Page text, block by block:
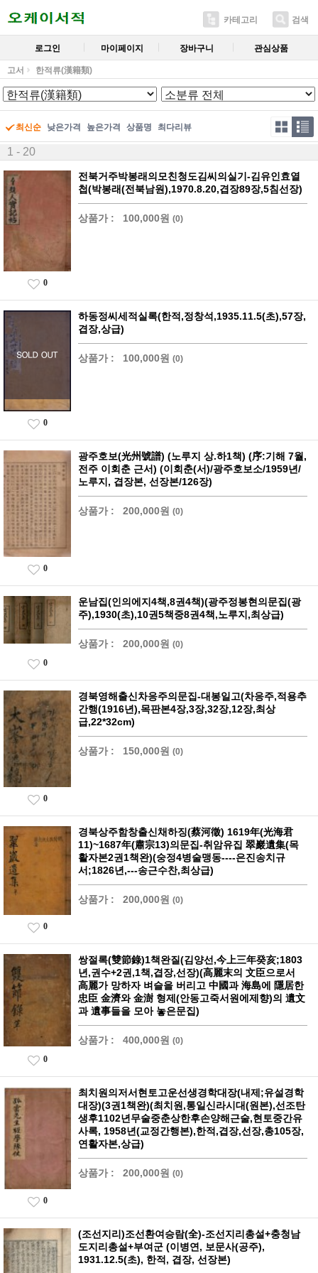
카테고리 검색
로그인 마이페이지 장바구니 관심상품
고서 한적류(漢籍類)
최신순 낮은가격 높은가격 상품명 최다리뷰
1 - 20
전북거주박봉래의모친청도김씨의실기-김유인효열
첩(박봉래(전북남원),1970.8.20,겹장89장,5침선장)
상품가 : 100,000원 (0)
0
하동정씨세적실록(한적,정창석,1935.11.5(초),57장,
겹장,상급)
상품가 : 100,000원 (0)
0
광주호보(光州號譜) (노루지 상.하1책) (序:기해 7월,
전주 이회춘 근서) (이회춘(서)/광주호보소/1959년/
노루지, 겹장본, 선장본/126장)
상품가 : 200,000원 (0)
0
운남집(인의에지4책,8권4책)(광주정봉현의문집(광
주),1930(초),10권5책중8권4책,노루지,최상급)
상품가 : 200,000원 (0)
0
경북영해출신차응주의문집-대봉일고(차응주,적용추
간행(1916년),목판본4장,3장,32장,12장,최상
급,22*32cm)
상품가 : 150,000원 (0)
0
경북상주함창출신채하징(蔡河徵) 1619年(光海君
11)~1687年(肅宗13)의문집-취암유집 翠巖遺集(목
활자본2권1책완)(숭정4병술맹동----은진송치규
서;1826년,---송근수찬,최상급)
상품가 : 200,000원 (0)
0
쌍절록(雙節錄)1책완질(김양선,今上三年癸亥;1803
년,권수+2권,1책,겹장,선장)(高麗末의 文臣으로서
高麗가 망하자 벼슬을 버리고 中國과 海島에 隱居한
忠臣 金濟와 金澍 형제(안동고죽서원에제향)의 遺文
과 遺事들을 모아 놓은문집)
상품가 : 400,000원 (0)
0
최치원의저서현토고운선생경학대장(내제;유설경학
대장)(3권1책완)(최치원,통일신라시대(원본),선조탄
생후1102년무술중춘상한후손양해근술,현토중간유
사록, 1958년(교정간행본),한적,겹장,선장,총105장,
연활자본,상급)
상품가 : 200,000원 (0)
0
(조선지리)조선환여승람(全)-조선지리총설+충청남
도지리총설+부여군 (이병연, 보문사(공주),
1931.12.5(초), 한적, 겹장, 선장본)